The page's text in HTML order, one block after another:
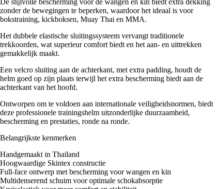
De stijlvolle bescherming voor de wangen en kin biedt extra dekking
zonder de bewegingen te beperken, waardoor het ideaal is voor
bokstraining, kickboksen, Muay Thai en MMA.
Het dubbele elastische sluitingssysteem vervangt traditionele
trekkoorden, wat superieur comfort biedt en het aan- en uittrekken
gemakkelijk maakt.
Een velcro sluiting aan de achterkant, met extra padding, houdt de
helm goed op zijn plaats terwijl het extra bescherming biedt aan de
achterkant van het hoofd.
Ontworpen om te voldoen aan internationale veiligheidsnormen, biedt
deze professionele trainingshelm uitzonderlijke duurzaamheid,
bescherming en prestaties, ronde na ronde.
Belangrijkste kenmerken
Handgemaakt in Thailand
Hoogwaardige Skintex constructie
Full-face ontwerp met bescherming voor wangen en kin
Multidenserend schuim voor optimale schokabsorptie